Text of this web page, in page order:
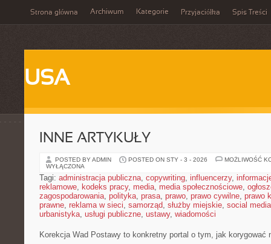
Strona główna Archiwum Kategorie Przyjaciółka Spis Treści
USA
INNE ARTYKUŁY
POSTED BY ADMIN POSTED ON STY - 3 - 2026
MOŻLIWOŚĆ
WYŁĄCZONA
Tagi: administracja publiczna, copywriting, influencerzy,
reklamowe, kodeks pracy, media, media społecznościowe,
zagospodarowania, polityka, prasa, prawo, prawo cywilne, prawo
prawne, reklama w sieci, samorząd, służby miejskie, social media
urbanistyka, usługi publiczne, ustawy, wiadomości
Korekcja Wad Postawy to konkretny portal o tym, jak korygować